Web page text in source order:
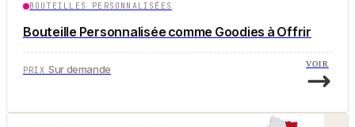
BOUTEILLES PERSONNALISÉES
Bouteille Personnalisée comme Goodies à Offrir
PRIX Sur demande VOIR